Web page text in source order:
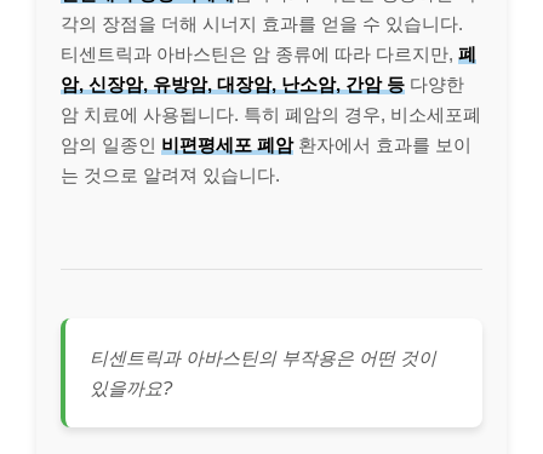
각의 장점을 더해 시너지 효과를 얻을 수 있습니다.
티센트릭과 아바스틴은 암 종류에 따라 다르지만, 폐
암, 신장암, 유방암, 대장암, 난소암, 간암 등 다양한
암 치료에 사용됩니다. 특히 폐암의 경우, 비소세포폐
암의 일종인 비편평세포 폐암환자에서 효과를 보이
는 것으로 알려져 있습니다.
티센트릭과 아바스틴의 부작용은 어떤 것이
있을까요?